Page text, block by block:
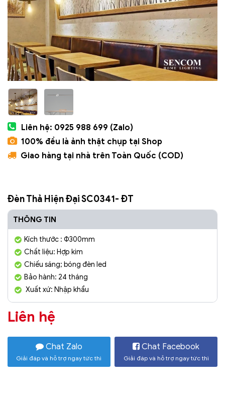
Liên hệ: 0925 988 699 (Zalo)
100% đều là ảnh thật chụp tại Shop
Giao hàng tại nhà trên Toàn Quốc (COD)
Đèn Thả Hiện Đại SC0341- ĐT
THÔNG TIN
Kích thước : Φ300mm
Chất liệu: Hợp kim
Chiếu sáng; bóng đèn led
Bảo hành: 24 tháng
Xuất xứ: Nhập khẩu
Liên hệ
Chat Zalo
Giải đáp và hỗ trợ ngay tức thì
Chat Facebook
Giải đáp và hỗ trợ ngay tức thì